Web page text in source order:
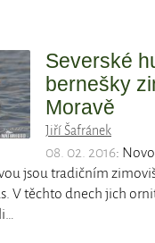
Severské
bernešky
Moravě
Jiří Šafránek
08. 02. 2016:
jsou tradičním
V těchto dnech jich